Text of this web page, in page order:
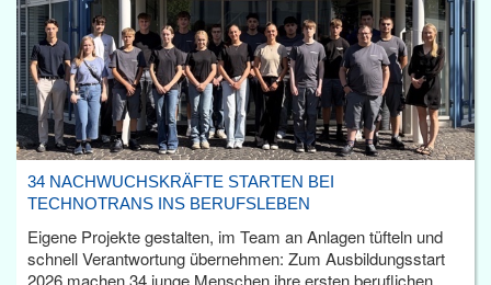
34 NACHWUCHSKRÄFTE STARTEN BEI
TECHNOTRANS INS BERUFSLEBEN
Eigene Projekte gestalten, im Team an Anlagen tüfteln und
schnell Verantwortung übernehmen: Zum Ausbildungsstart
2026 machen 34 junge Menschen ihre ersten beruflichen